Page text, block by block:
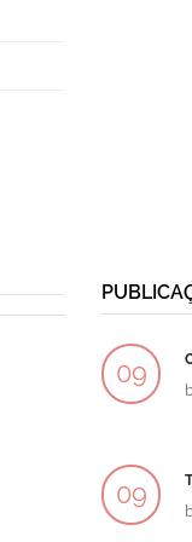
09
09